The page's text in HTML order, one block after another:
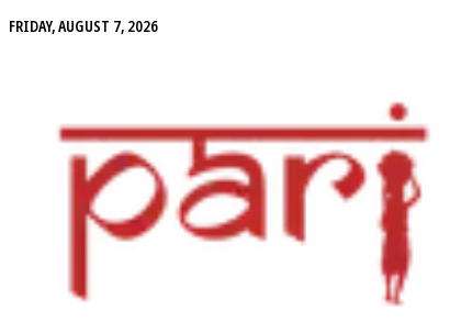
FRIDAY, AUGUST 7, 2026